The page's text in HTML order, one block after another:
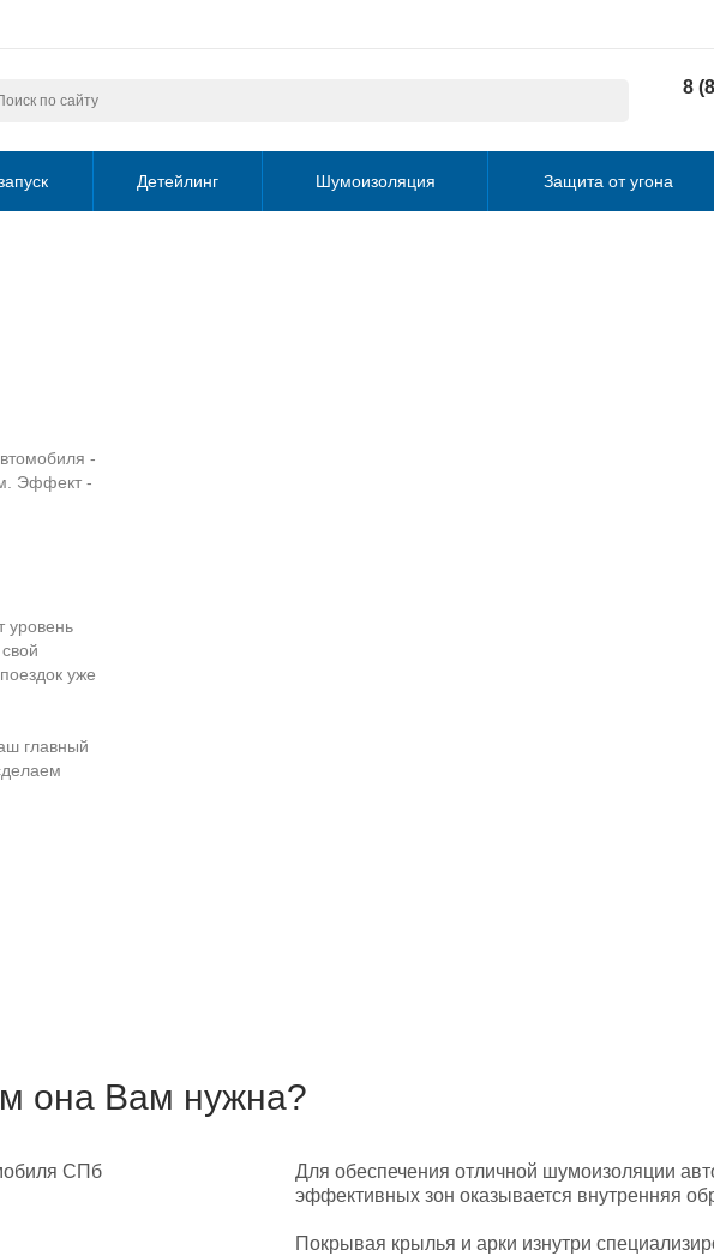
8
Детейлинг Шумоизоляция Защита от угона
-
Эффект -
уровень
уже
главный
она Вам нужна?
Для обеспечения отличной шумоизоляции
эффективных зон оказывается внутренняя
Покрывая крылья и арки изнутри